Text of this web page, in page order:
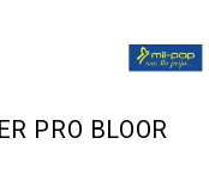
PRO BLOOR